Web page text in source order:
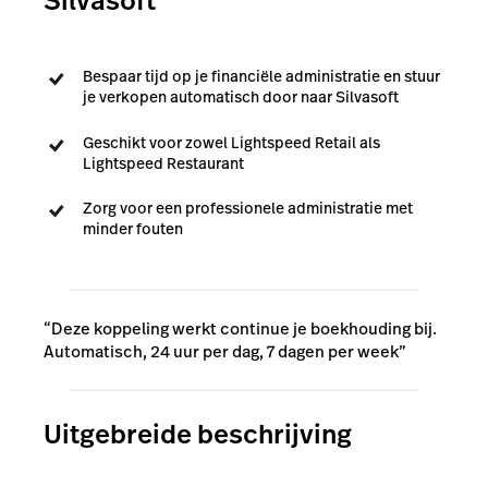
Bespaar tijd op je financiële administratie en stuur
je verkopen automatisch door naar Silvasoft
Geschikt voor zowel Lightspeed Retail als
Lightspeed Restaurant
Zorg voor een professionele administratie met
minder fouten
“Deze koppeling werkt continue je boekhouding bij.
Automatisch, 24 uur per dag, 7 dagen per week”
Uitgebreide beschrijving